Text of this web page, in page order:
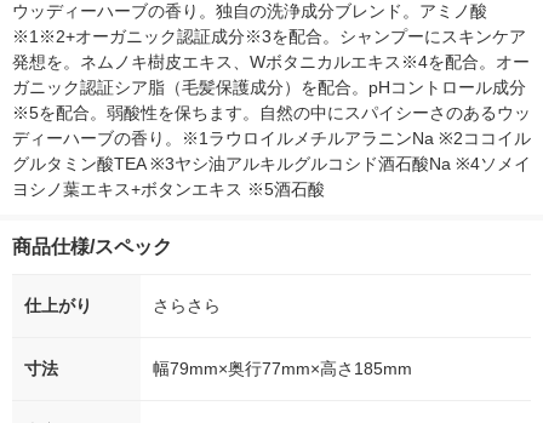
ウッディーハーブの香り。独自の洗浄成分ブレンド。アミノ酸
※1※2+オーガニック認証成分※3を配合。シャンプーにスキンケア
発想を。ネムノキ樹皮エキス、Wボタニカルエキス※4を配合。オー
ガニック認証シア脂（毛髪保護成分）を配合。pHコントロール成分
※5を配合。弱酸性を保ちます。自然の中にスパイシーさのあるウッ
ディーハーブの香り。※1ラウロイルメチルアラニンNa ※2ココイル
グルタミン酸TEA ※3ヤシ油アルキルグルコシド酒石酸Na ※4ソメイ
ヨシノ葉エキス+ボタンエキス ※5酒石酸
商品仕様/スペック
仕上がり さらさら
寸法 幅79mm×奥行77mm×高さ185mm